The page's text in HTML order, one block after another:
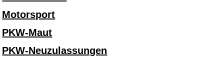
Motorsport
PKW-Maut
PKW-Neuzulassungen